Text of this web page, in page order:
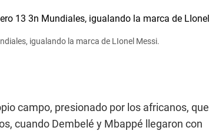
igualando la marca de LIonel Messi.
campo, presionado por los africanos, que
cuando Dembelé y Mbappé llegaron con